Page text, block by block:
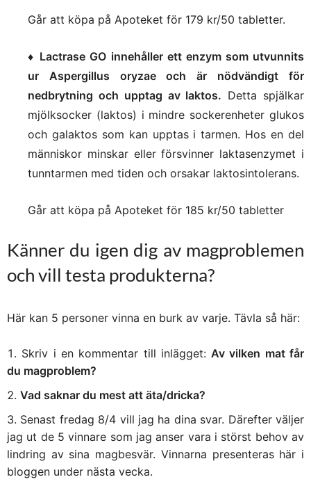
Går att köpa på Apoteket för 179 kr/50 tabletter.
♦ Lactrase GO innehåller ett enzym som utvunnits
ur Aspergillus oryzae och är nödvändigt för
nedbrytning och upptag av laktos. Detta spjälkar
mjölksocker (laktos) i mindre sockerenheter glukos
och galaktos som kan upptas i tarmen. Hos en del
människor minskar eller försvinner laktasenzymet i
tunntarmen med tiden och orsakar laktosintolerans.
Går att köpa på Apoteket för 185 kr/50 tabletter
Känner du igen dig av magproblemen
och vill testa produkterna?
Här kan 5 personer vinna en burk av varje. Tävla så här:
Skriv i en kommentar till inlägget: Av vilken mat får
du magproblem?
Vad saknar du mest att äta/dricka?
Senast fredag 8/4 vill jag ha dina svar. Därefter väljer
jag ut de 5 vinnare som jag anser vara i störst behov av
lindring av sina magbesvär. Vinnarna presenteras här i
bloggen under nästa vecka.